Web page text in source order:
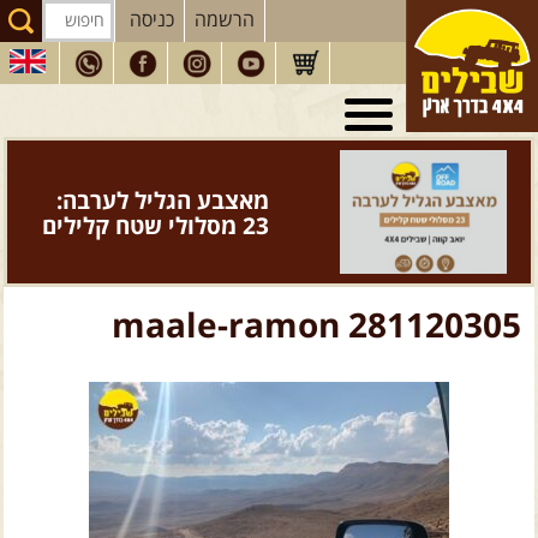
הרשמה כניסה
טיולי 4X4
בארץ
מסעות בעולם
טיוליםלרכב פנאי
הדרכותנהיגה
המדריכיםשלנו
הירשמו לניוזלטר שבילים
הבלוג של יואב קווה
פודקאסט ג'יפאות
מאצבע הגליל לערבה:
23 מסלולי שטח קלילים
maale-ramon 281120305